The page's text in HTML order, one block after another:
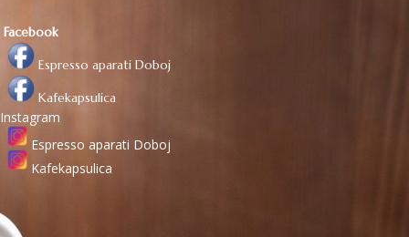
Facebook
Espresso aparati Doboj
Kafekapsulica
Instagram
Espresso aparati Doboj
Kafekapsulica